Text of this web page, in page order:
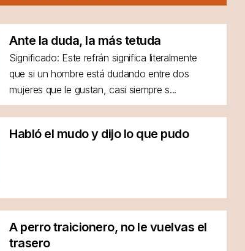
Ante la duda, la más tetuda
Significado: Este refrán significa literalmente
que si un hombre está dudando entre dos
mujeres que le gustan, casi siempre s...
Habló el mudo y dijo lo que pudo
A perro traicionero, no le vuelvas el
trasero